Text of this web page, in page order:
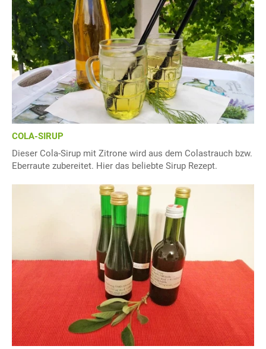
COLA-SIRUP
Dieser Cola-Sirup mit Zitrone wird aus dem Colastrauch bzw.
Eberraute zubereitet. Hier das beliebte Sirup Rezept.